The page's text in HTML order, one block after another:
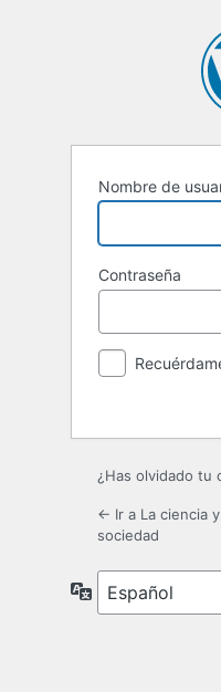
Nombre de
Contraseña
¿Has olvidado tu
← Ir a La ciencia
sociedad
Idioma